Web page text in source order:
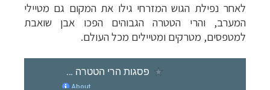
לאחר נפילת הגוש המזרחי גילו את המקום גם מטיילי
המערב, והרי הטטרה הגבוהים הפכו אבן שואבת
למטפסים, מטרקים ומטיילים מכל העולם.